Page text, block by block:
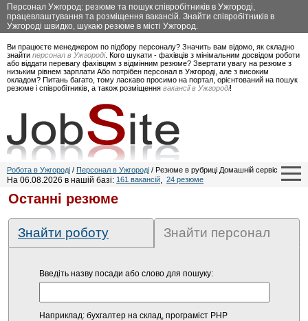
Персонал Ужгород: резюме та пошук співробітників в Ужгороді,
працевлаштування та розміщення вакансій. Знайти співробітників в
Ужгороді швидко, шукаю резюме в місті Ужгород.
Ви працюєте менеджером по підбору персоналу? Значить вам відомо, як складно
знайти персонал в Ужгороді. Кого шукати - фахівців з мінімальним досвідом роботи
або віддати перевагу фахівцям з відмінним резюме? Звертати увагу на резюме з
низьким рівнем зарплати Або потрібен персонал в Ужгороді, але з високим
окладом? Питань багато, тому ласкаво просимо на портал, орієнтований на пошук
резюме і співробітників, а також розміщення вакансії в Ужгороді!
Робота в Ужгороді / Персонал в Ужгороді / Резюме в рубриці Домашній сервіс
На 06.08.2026 в нашій базі: 161 вакансій, 24 резюме
Останні резюме
Знайти роботу Знайти персонал
Введіть назву посади або слово для пошуку:
Наприклад: бухгалтер на склад, програміст PHP